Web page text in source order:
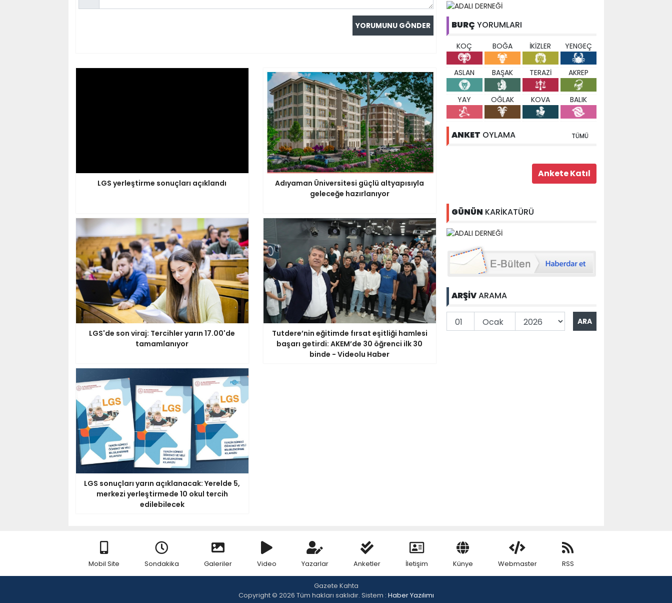
LGS yerleştirme sonuçları açıklandı
Adıyaman Üniversitesi güçlü altyapısıyla
geleceğe hazırlanıyor
LGS'de son viraj: Tercihler yarın 17.00'de
tamamlanıyor
Tutdere’nin eğitimde fırsat eşitliği hamlesi
başarı getirdi: AKEM’de 30 öğrenci ilk 30
binde - Videolu Haber
LGS sonuçları yarın açıklanacak: Yerelde 5,
merkezi yerleştirmede 10 okul tercih
edilebilecek
BURÇ YORUMLARI
KOÇ BOĞA İKİZLER YENGEÇ
ASLAN BAŞAK TERAZİ AKREP
YAY OĞLAK KOVA BALIK
ANKET OYLAMA TÜMÜ
GÜNÜN KARİKATÜRÜ
ARŞİVARAMA
Mobil Site Sondakika Galeriler Video Yazarlar Anketler İletişim Künye Webmaster RSS
Gazete Kahta
Copyright © 2026 Tüm hakları saklıdır. Sistem : Haber Yazılımı